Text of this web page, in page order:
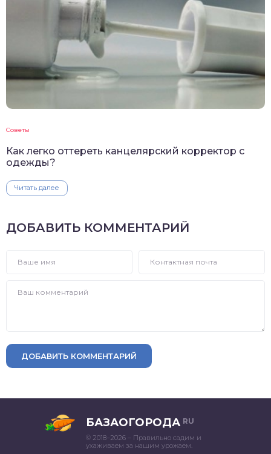
Советы
Как легко оттереть канцелярский корректор с
одежды?
Читать далее
ДОБАВИТЬ КОММЕНТАРИЙ
ДОБАВИТЬ КОММЕНТАРИЙ
БАЗАОГОРОДА RU
© 2018–2026 – Правильно садим и
ухаживаем за нашим урожаем.